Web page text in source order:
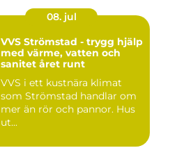
08. jul
VVS Strömstad - trygg hjälp
med värme, vatten och
sanitet året runt
VVS i ett kustnära klimat
som Strömstad handlar om
mer än rör och pannor. Hus
ut...